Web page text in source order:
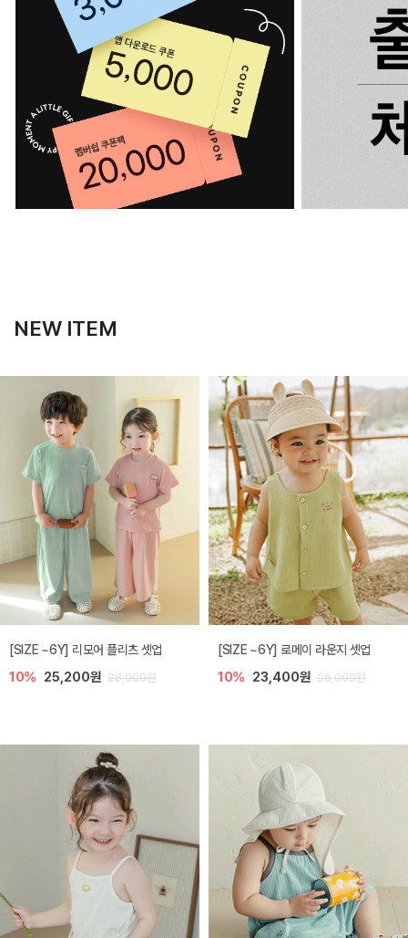
NEW ITEM
[SIZE ~6Y] 리모어 플리츠 셋업
10% 25,200원 28,000원
[SIZE ~6Y] 로메이 라운지 셋업
10% 23,400원 26,000원